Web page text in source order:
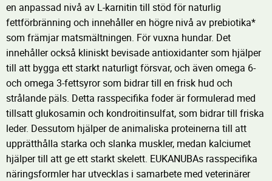
en anpassad nivå av L-karnitin till stöd för naturlig
fettförbränning och innehåller en högre nivå av prebiotika*
som främjar matsmältningen. För vuxna hundar. Det
innehåller också kliniskt bevisade antioxidanter som hjälper
till att bygga ett starkt naturligt försvar, och även omega 6-
och omega 3-fettsyror som bidrar till en frisk hud och
strålande päls. Detta rasspecifika foder är formulerad med
tillsatt glukosamin och kondroitinsulfat, som bidrar till friska
leder. Dessutom hjälper de animaliska proteinerna till att
upprätthålla starka och slanka muskler, medan kalciumet
hjälper till att ge ett starkt skelett. EUKANUBAs rasspecifika
näringsformler har utvecklas i samarbete med veterinärer